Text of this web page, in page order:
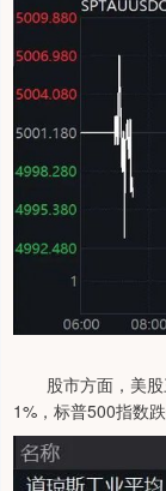
股市方面，美股
1%，标普500指数跌